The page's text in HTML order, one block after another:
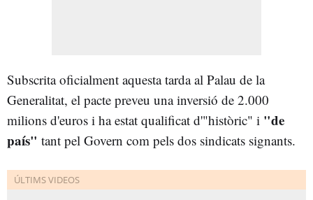
Subscrita oficialment aquesta tarda al Palau de la
Generalitat, el pacte preveu una inversió de 2.000
milions d'euros i ha estat qualificat d'"històric" i "de
país" tant pel Govern com pels dos sindicats signants.